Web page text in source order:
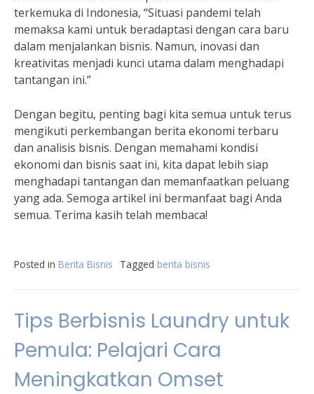
terkemuka di Indonesia, “Situasi pandemi telah
memaksa kami untuk beradaptasi dengan cara baru
dalam menjalankan bisnis. Namun, inovasi dan
kreativitas menjadi kunci utama dalam menghadapi
tantangan ini.”
Dengan begitu, penting bagi kita semua untuk terus
mengikuti perkembangan berita ekonomi terbaru
dan analisis bisnis. Dengan memahami kondisi
ekonomi dan bisnis saat ini, kita dapat lebih siap
menghadapi tantangan dan memanfaatkan peluang
yang ada. Semoga artikel ini bermanfaat bagi Anda
semua. Terima kasih telah membaca!
Posted in Berita Bisnis Tagged berita bisnis
Tips Berbisnis Laundry untuk
Pemula: Pelajari Cara
Meningkatkan Omset